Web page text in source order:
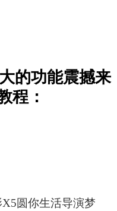
的功能震撼来
程：
圆你生活导演梦